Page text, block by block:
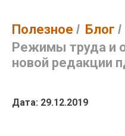
Полезное / Блог /
Режимы труда и
новой редакции
Дата: 29.12.2019